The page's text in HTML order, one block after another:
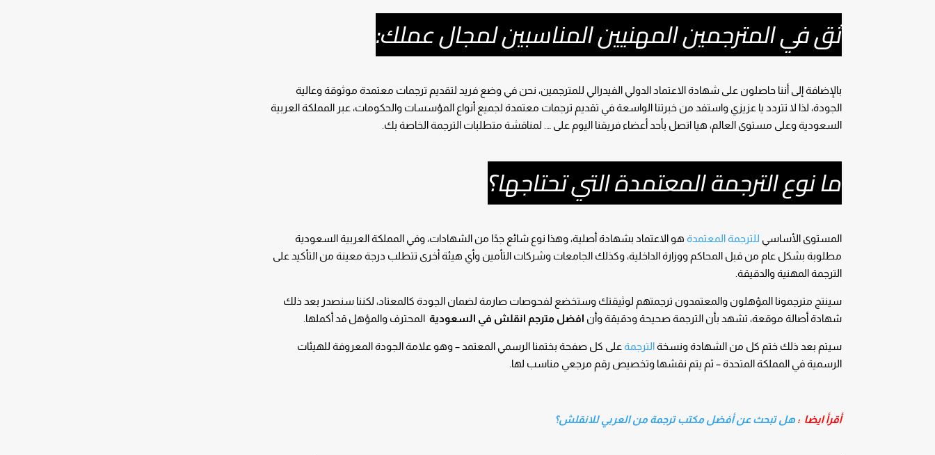
ثق في المترجمين المهنيين المناسبين لمجال عملك:
بالإضافة إلى أننا حاصلون على شهادة الاعتماد الدولي الفيدرالي للمترجمين، نحن في وضع فريد لتقديم ترجمات معتمدة موثوقة وعالية
الجودة، لذا لا تتردد يا عزيزي واستفد من خبرتنا الواسعة في تقديم ترجمات معتمدة لجميع أنواع المؤسسات والحكومات، عبر المملكة العربية
السعودية وعلى مستوى العالم، هيا اتصل بأحد أعضاء فريقنا اليوم على …. لمناقشة متطلبات الترجمة الخاصة بك.
ما نوع الترجمة المعتمدة التي تحتاجها؟
المستوى الأساسي للترجمة المعتمدة هو الاعتماد بشهادة أصلية، وهذا نوع شائع جدًا من الشهادات، وفي المملكة العربية السعودية
مطلوبة بشكل عام من قبل المحاكم ووزارة الداخلية، وكذلك الجامعات وشركات التأمين وأي هيئة أخرى تتطلب درجة معينة من التأكيد على
الترجمة المهنية والدقيقة.
سينتج مترجمونا المؤهلون والمعتمدون ترجمتهم لوثيقتك وستخضع لفحوصات صارمة لضمان الجودة كالمعتاد، لكننا سنصدر بعد ذلك
شهادة أصالة موقعة، تشهد بأن الترجمة صحيحة ودقيقة وأن افضل مترجم انقلش في السعودية المحترف والمؤهل قد أكملها.
سيتم بعد ذلك ختم كل من الشهادة ونسخةالترجمة على كل صفحة بختمنا الرسمي المعتمد – وهو علامة الجودة المعروفة للهيئات
الرسمية في المملكة المتحدة – ثم يتم نقشها وتخصيص رقم مرجعي مناسب لها.
أقرأ ايضا :هل تبحث عن أفضل مكتب ترجمة من العربي للانقلش؟